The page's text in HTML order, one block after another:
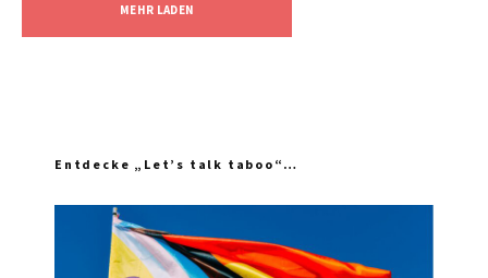
MEHR LADEN
Entdecke „Let’s talk taboo“…